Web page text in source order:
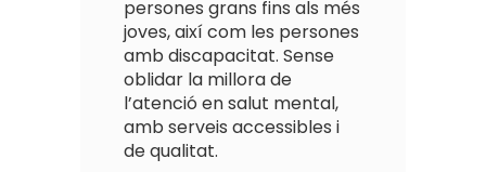
persones grans fins als més
joves, així com les persones
amb discapacitat. Sense
oblidar la millora de
l’atenció en salut mental,
amb serveis accessibles i
de qualitat.